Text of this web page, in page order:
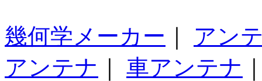
幾何学メーカー
アン
アンテナ
車アンテナ